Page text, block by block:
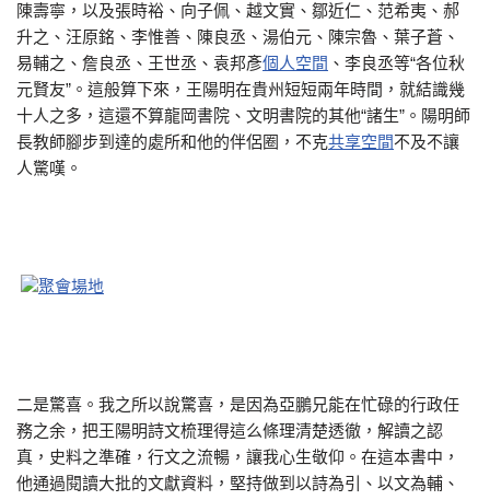
陳壽寧，以及張時裕、向子佩、越文實、鄒近仁、范希夷、郝
升之、汪原銘、李惟善、陳良丞、湯伯元、陳宗魯、葉子蒼、
易輔之、詹良丞、王世丞、袁邦彥個人空間 、李良丞等“各位秋
元賢友”。這般算下來，王陽明在貴州短短兩年時間，就結識幾
十人之多，這還不算龍岡書院、文明書院的其他“諸生”。陽明師
長教師腳步到達的處所和他的伴侶圈，不克共享空間不及不讓
人驚嘆。
聚會場地
二是驚喜。我之所以說驚喜，是因為亞鵬兄能在忙碌的行政任
務之余，把王陽明詩文梳理得這么條理清楚透徹，解讀之認
真，史料之準確，行文之流暢，讓我心生敬仰。在這本書中，
他通過閱讀大批的文獻資料，堅持做到以詩為引、以文為輔、